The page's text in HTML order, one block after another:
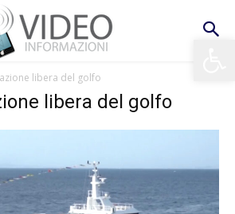
libera del golfo
libera del golfo